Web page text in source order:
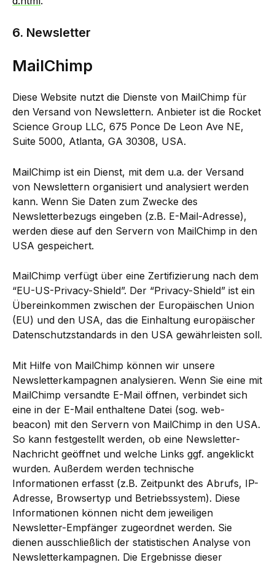
6. Newsletter
MailChimp
Diese Website nutzt die Dienste von MailChimp für
den Versand von Newslettern. Anbieter ist die Rocket
Science Group LLC, 675 Ponce De Leon Ave NE,
Suite 5000, Atlanta, GA 30308, USA.
MailChimp ist ein Dienst, mit dem u.a. der Versand
von Newslettern organisiert und analysiert werden
kann. Wenn Sie Daten zum Zwecke des
Newsletterbezugs eingeben (z.B. E-Mail-Adresse),
werden diese auf den Servern von MailChimp in den
USA gespeichert.
MailChimp verfügt über eine Zertifizierung nach dem
“EU-US-Privacy-Shield”. Der “Privacy-Shield” ist ein
Übereinkommen zwischen der Europäischen Union
(EU) und den USA, das die Einhaltung europäischer
Datenschutzstandards in den USA gewährleisten soll.
Mit Hilfe von MailChimp können wir unsere
Newsletterkampagnen analysieren. Wenn Sie eine mit
MailChimp versandte E-Mail öffnen, verbindet sich
eine in der E-Mail enthaltene Datei (sog. web-
beacon) mit den Servern von MailChimp in den USA.
So kann festgestellt werden, ob eine Newsletter-
Nachricht geöffnet und welche Links ggf. angeklickt
wurden. Außerdem werden technische
Informationen erfasst (z.B. Zeitpunkt des Abrufs, IP-
Adresse, Browsertyp und Betriebssystem). Diese
Informationen können nicht dem jeweiligen
Newsletter-Empfänger zugeordnet werden. Sie
dienen ausschließlich der statistischen Analyse von
Newsletterkampagnen. Die Ergebnisse dieser